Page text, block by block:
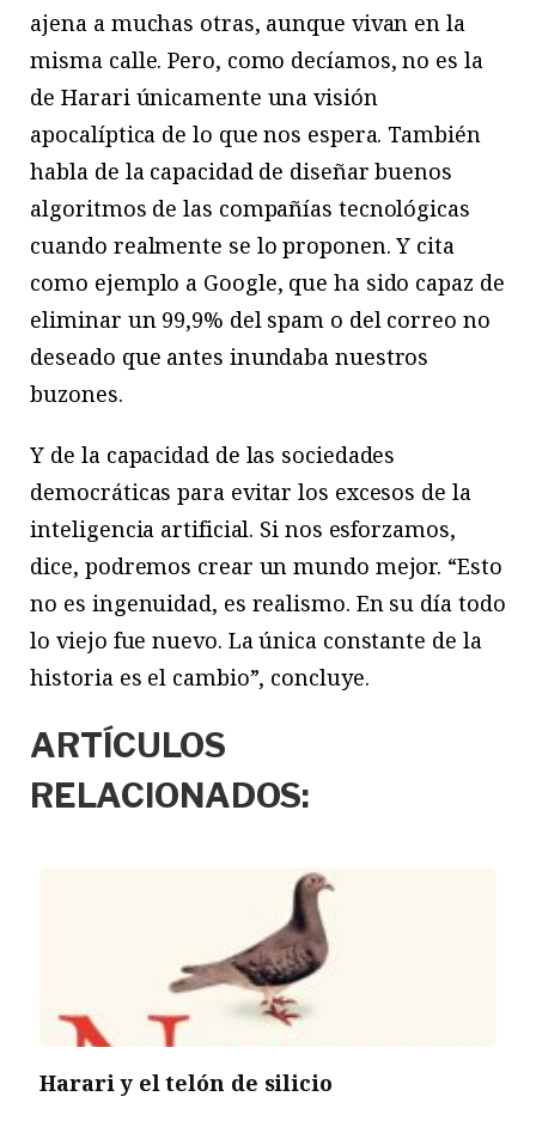
ajena a muchas otras, aunque vivan en la
misma calle. Pero, como decíamos, no es la
de Harari únicamente una visión
apocalíptica de lo que nos espera. También
habla de la capacidad de diseñar buenos
algoritmos de las compañías tecnológicas
cuando realmente se lo proponen. Y cita
como ejemplo a Google, que ha sido capaz de
eliminar un 99,9% del spam o del correo no
deseado que antes inundaba nuestros
buzones.
Y de la capacidad de las sociedades
democráticas para evitar los excesos de la
inteligencia artificial. Si nos esforzamos,
dice, podremos crear un mundo mejor. “Esto
no es ingenuidad, es realismo. En su día todo
lo viejo fue nuevo. La única constante de la
historia es el cambio”, concluye.
ARTÍCULOS
RELACIONADOS:
Harari y el telón de silicio